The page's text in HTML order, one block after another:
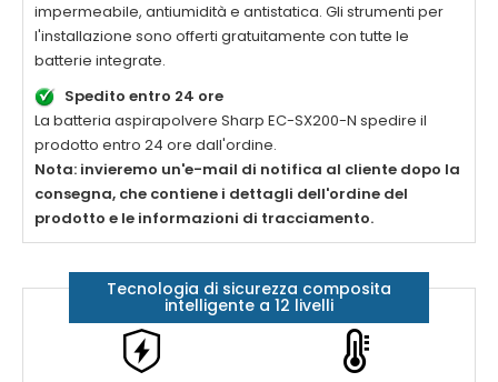
impermeabile, antiumidità e antistatica. Gli strumenti per
l'installazione sono offerti gratuitamente con tutte le
batterie integrate.
Spedito entro 24 ore
La batteria aspirapolvere Sharp EC-SX200-N spedire il
prodotto entro 24 ore dall'ordine.
Nota: invieremo un'e-mail di notifica al cliente dopo la
consegna, che contiene i dettagli dell'ordine del
prodotto e le informazioni di tracciamento.
Tecnologia di sicurezza composita
intelligente a 12 livelli